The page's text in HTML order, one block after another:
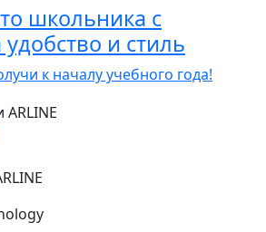
школьника с
и стиль
к началу учебного года!